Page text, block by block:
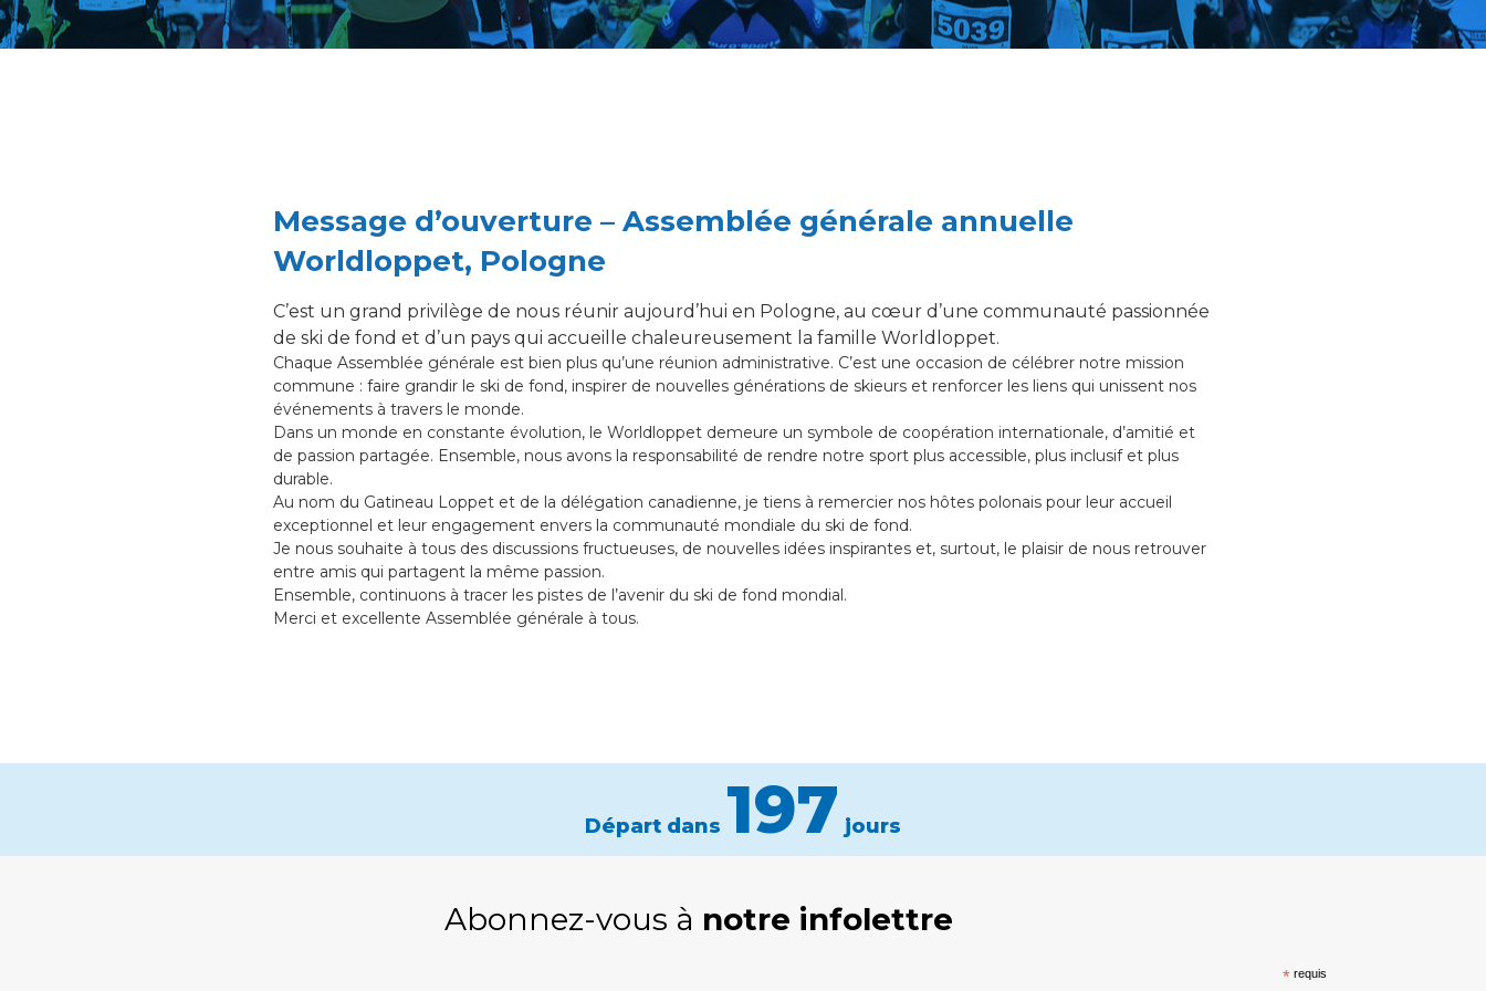
Message d’ouverture – Assemblée générale annuelle
Worldloppet, Pologne
C’est un grand privilège de nous réunir aujourd’hui en Pologne, au cœur d’une communauté passionnée
de ski de fond et d’un pays qui accueille chaleureusement la famille Worldloppet.
Chaque Assemblée générale est bien plus qu’une réunion administrative. C’est une occasion de célébrer notre mission
commune : faire grandir le ski de fond, inspirer de nouvelles générations de skieurs et renforcer les liens qui unissent nos
événements à travers le monde.
Dans un monde en constante évolution, le Worldloppet demeure un symbole de coopération internationale, d’amitié et
de passion partagée. Ensemble, nous avons la responsabilité de rendre notre sport plus accessible, plus inclusif et plus
durable.
Au nom du Gatineau Loppet et de la délégation canadienne, je tiens à remercier nos hôtes polonais pour leur accueil
exceptionnel et leur engagement envers la communauté mondiale du ski de fond.
Je nous souhaite à tous des discussions fructueuses, de nouvelles idées inspirantes et, surtout, le plaisir de nous retrouver
entre amis qui partagent la même passion.
Ensemble, continuons à tracer les pistes de l’avenir du ski de fond mondial.
Merci et excellente Assemblée générale à tous.
Départ dans 197 jours
Abonnez-vous à notre infolettre
*requis